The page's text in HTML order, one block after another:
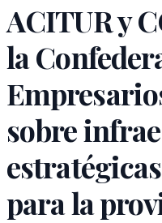
ACITUR y
la
sobre
para la